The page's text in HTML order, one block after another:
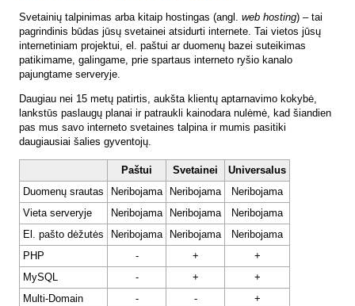
Svetainių talpinimas arba kitaip hostingas (angl. web hosting) – tai
pagrindinis būdas jūsų svetainei atsidurti internete. Tai vietos jūsų
internetiniam projektui, el. paštui ar duomenų bazei suteikimas
patikimame, galingame, prie spartaus interneto ryšio kanalo
pajungtame serveryje.
Daugiau nei 15 metų patirtis, aukšta klientų aptarnavimo kokybė,
lankstūs paslaugų planai ir patraukli kainodara nulėmė, kad šiandien
pas mus savo interneto svetaines talpina ir mumis pasitiki
daugiausiai šalies gyventojų.
Paštui Svetainei
Universalus
Duomenų srautas
Neribojama Neribojama
Neribojama
Vieta serveryje
Neribojama Neribojama
Neribojama
El. pašto dėžutės
Neribojama Neribojama
Neribojama
PHP
- +
+
MySQL
- +
+
Multi-Domain
- -
+